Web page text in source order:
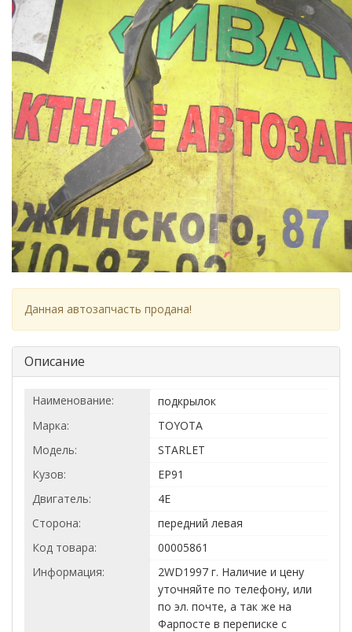
Данная автозапчасть продана!
Описание
Наименование:
подкрылок
Марка:
TOYOTA
Модель:
STARLET
Кузов:
EP91
Двигатель:
4E
Сторона:
передний левая
Код товара:
00005861
Информация:
2WD1997 г. Наличие и цену
уточняйте по телефону, или
по эл. почте, а так же на
Фарпосте в переписке с